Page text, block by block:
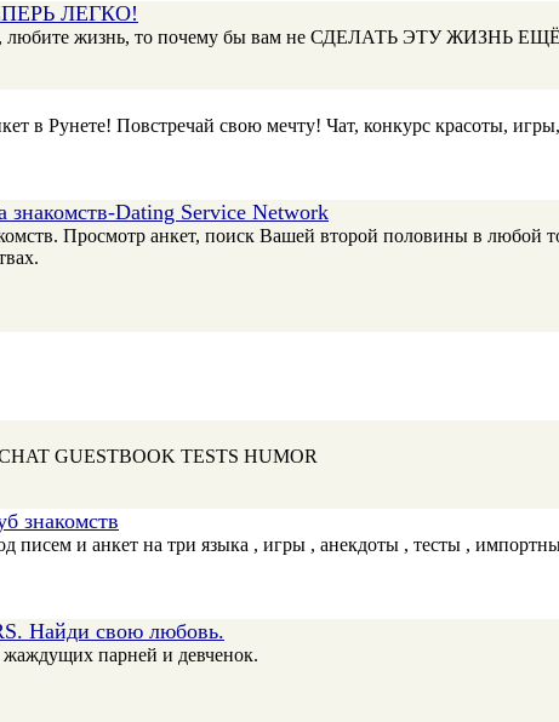
ЛЕГКО!
жизнь, то почему бы вам не СДЕЛАТЬ ЭТУ ЖИЗНЬ ЕЩЁ
в Рунете! Повстречай свою мечту! Чат, конкурс красоты,
Dating Service Network
Просмотр анкет, поиск Вашей второй половины в любой
GUESTBOOK TESTS HUMOR
знакомств
писем и анкет на три языка , игры , анекдоты , тесты ,
свою любовь.
парней и девченок.